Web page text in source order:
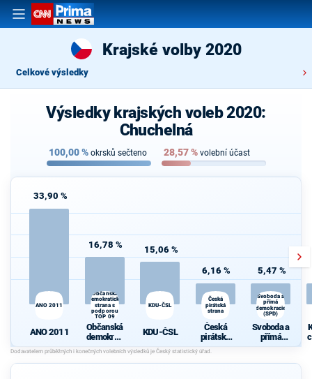
Krajské volby 2020
Celkové výsledky
Výsledky krajských voleb 2020:
Chuchelná
100,00% okrsků sečteno 28,57% volební účast
33,90 %
ANO 2011
ANO 2011
16,78 %
Občanská
demokratická
strana s
podporou
TOP 09
Občanská
demokrati
cká strana
s podporou
TOP 09
15,06 %
KDU-ČSL
KDU-ČSL
6,16 %
Česká
pirátská
strana
Česká
pirátská
strana
5,47 %
Svoboda a
přímá
demokracie
(SPD)
Svoboda a
přímá
demokraci